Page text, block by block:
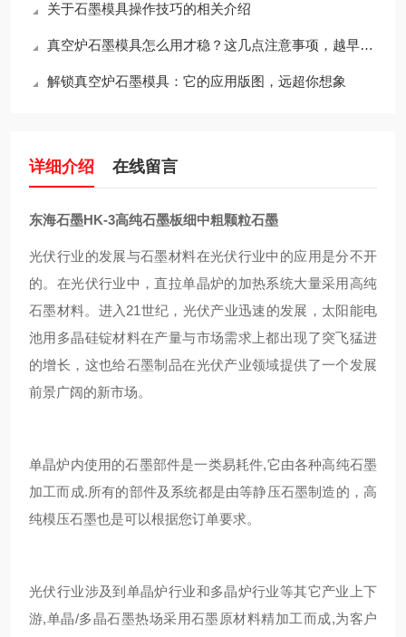
关于石墨模具操作技巧的相关介绍
真空炉石墨模具怎么用才稳？这几点注意事项，越早知道越省心
解锁真空炉石墨模具：它的应用版图，远超你想象
详细介绍 在线留言
东海石墨HK-3高纯石墨板细中粗颗粒石墨
光伏行业的发展与石墨材料在光伏行业中的应用是分不开
的。在光伏行业中，直拉单晶炉的加热系统大量采用高纯
石墨材料。进入21世纪，光伏产业迅速的发展，太阳能电
池用多晶硅锭材料在产量与市场需求上都出现了突飞猛进
的增长，这也给石墨制品在光伏产业领域提供了一个发展
前景广阔的新市场。
单晶炉内使用的石墨部件是一类易耗件,它由各种高纯石墨
加工而成.所有的部件及系统都是由等静压石墨制造的，高
纯模压石墨也是可以根据您订单要求。
光伏行业涉及到单晶炉行业和多晶炉行业等其它产业上下
游,单晶/多晶石墨热场采用石墨原材料精加工而成,为客户